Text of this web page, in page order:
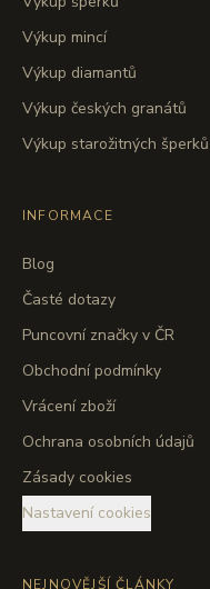
Výkup mincí
Výkup diamantů
Výkup českých granátů
Výkup starožitných šperků
INFORMACE
Blog
Časté dotazy
Puncovní značky v ČR
Obchodní podmínky
Vrácení zboží
Ochrana osobních údajů
Zásady cookies
Nastavení cookies
NEJNOVĚJŠÍ ČLÁNKY